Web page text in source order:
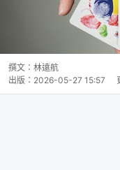
撰文： 林遠航
出版： 2026-05-27 15:57